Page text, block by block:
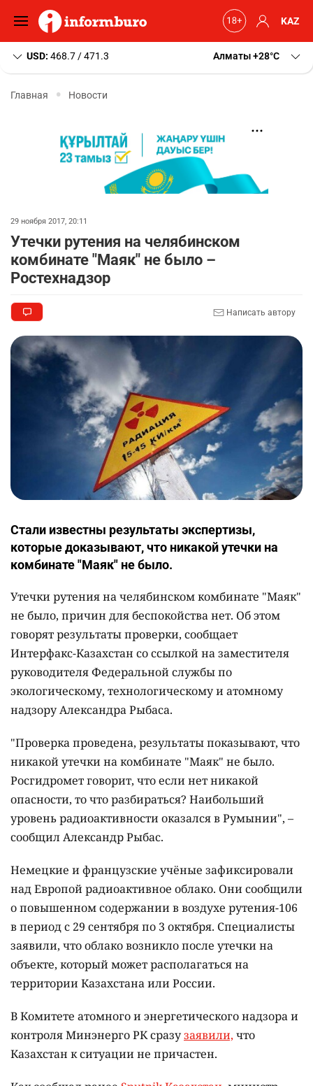
KAZ
USD: 468.7 / 471.3 Алматы+28 C
Главная Новости
29 ноября 2017, 20:11
Утечки рутения на челябинском
комбинате "Маяк" не было –
Ростехнадзор
Написать автору
Стали известны результаты экспертизы,
которые доказывают, что никакой утечки на
комбинате "Маяк" не было.
Утечки рутения на челябинском комбинате "Маяк"
не было, причин для беспокойства нет. Об этом
говорят результаты проверки, сообщает
Интерфакс-Казахстан со ссылкой на заместителя
руководителя Федеральной службы по
экологическому, технологическому и атомному
надзору Александра Рыбаса.
"Проверка проведена, результаты показывают, что
никакой утечки на комбинате "Маяк" не было.
Росгидромет говорит, что если нет никакой
опасности, то что разбираться? Наибольший
уровень радиоактивности оказался в Румынии", –
сообщил Александр Рыбас.
Немецкие и французские учёные зафиксировали
над Европой радиоактивное облако. Они сообщили
о повышенном содержании в воздухе рутения-106
в период с 29 сентября по 3 октября. Специалисты
заявили, что облако возникло после утечки на
объекте, который может располагаться на
территории Казахстана или России.
В Комитете атомного и энергетического надзора и
контроля Минэнерго РК сразузаявили, что
Казахстан к ситуации не причастен.